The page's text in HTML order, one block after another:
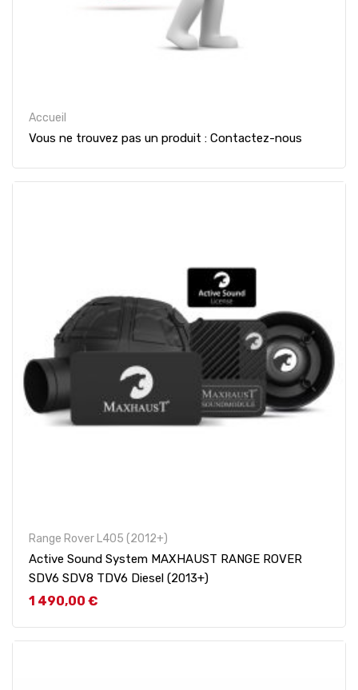
Accueil
Vous ne trouvez pas un produit : Contactez-nous
Range Rover L405 (2012+)
Active Sound System MAXHAUST RANGE ROVER
SDV6 SDV8 TDV6 Diesel (2013+)
Prix
1 490,00 €